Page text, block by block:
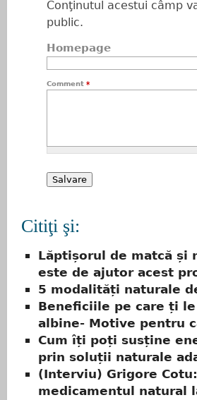
Conţinutul acestui câmp
public.
Homepage
Comment *
Citiţi şi:
Lăptișorul de matcă și
este de ajutor acest
5 modalități naturale
Beneficiile pe care ți
albine- Motive pentru
Cum îți poți susține
prin soluții naturale
(Interviu) Grigore
medicamentul natural